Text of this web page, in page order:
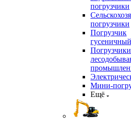
погрузчики
погрузчики
Погрузчик
гусеничный
Мини-
Ещё